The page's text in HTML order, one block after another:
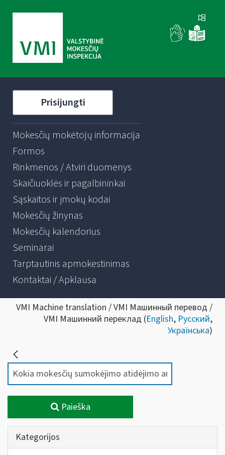
Prisijungti
Mokesčių mokėtojų informacija
Formos
Rinkmenos / Atviri duomenys
Skaičiuoklės ir pagalbininkai
Sąskaitos ir įmokų kodai
Mokesčių žinynas
Mokesčių kalendorius
Seminarai
Tarptautinis apmokestinimas
Kontaktai / Apklausa
VMI Machine translation / VMI Машинный перевод /
VMI Машинний переклад (English, Русский,
Українська)
Paieška
Kategorijos